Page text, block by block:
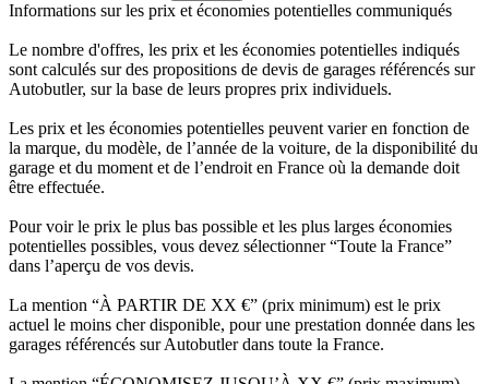
Informations sur les prix et économies potentielles communiqués
Le nombre d'offres, les prix et les économies potentielles indiqués
sont calculés sur des propositions de devis de garages référencés sur
Autobutler, sur la base de leurs propres prix individuels.
Les prix et les économies potentielles peuvent varier en fonction de
la marque, du modèle, de l’année de la voiture, de la disponibilité du
garage et du moment et de l’endroit en France où la demande doit
être effectuée.
Pour voir le prix le plus bas possible et les plus larges économies
potentielles possibles, vous devez sélectionner “Toute la France”
dans l’aperçu de vos devis.
La mention “À PARTIR DE XX €” (prix minimum) est le prix
actuel le moins cher disponible, pour une prestation donnée dans les
garages référencés sur Autobutler dans toute la France.